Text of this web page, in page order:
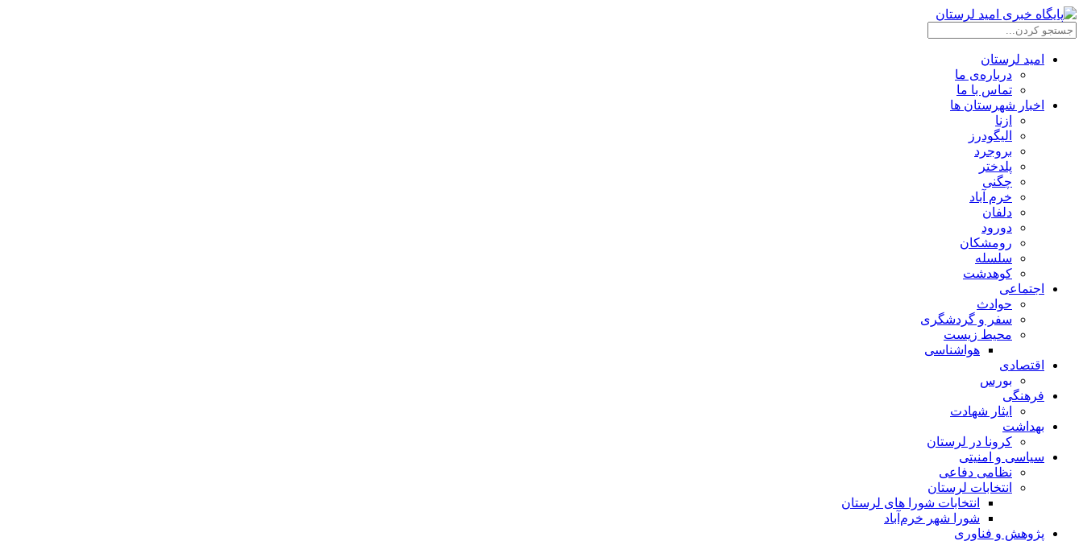
امید لرستان
درباره‌ی ما
تماس با ما
اخبار شهرستان ها
ازنا
الیگودرز
بروجرد
پلدختر
چگنی
خرم آباد
دلفان
دورود
رومشکان
سلسله
کوهدشت
اجتماعی
حوادث
سفر و گردشگری
محیط زیست
هواشناسی
اقتصادی
بورس
فرهنگی
ایثار شهادت
بهداشت
کرونا در لرستان
سیاسی و امنیتی
نظامی دفاعی
انتخابات لرستان
انتخابات شورا های لرستان
شورا شهر خرم‌آباد
پژوهش و فناوری